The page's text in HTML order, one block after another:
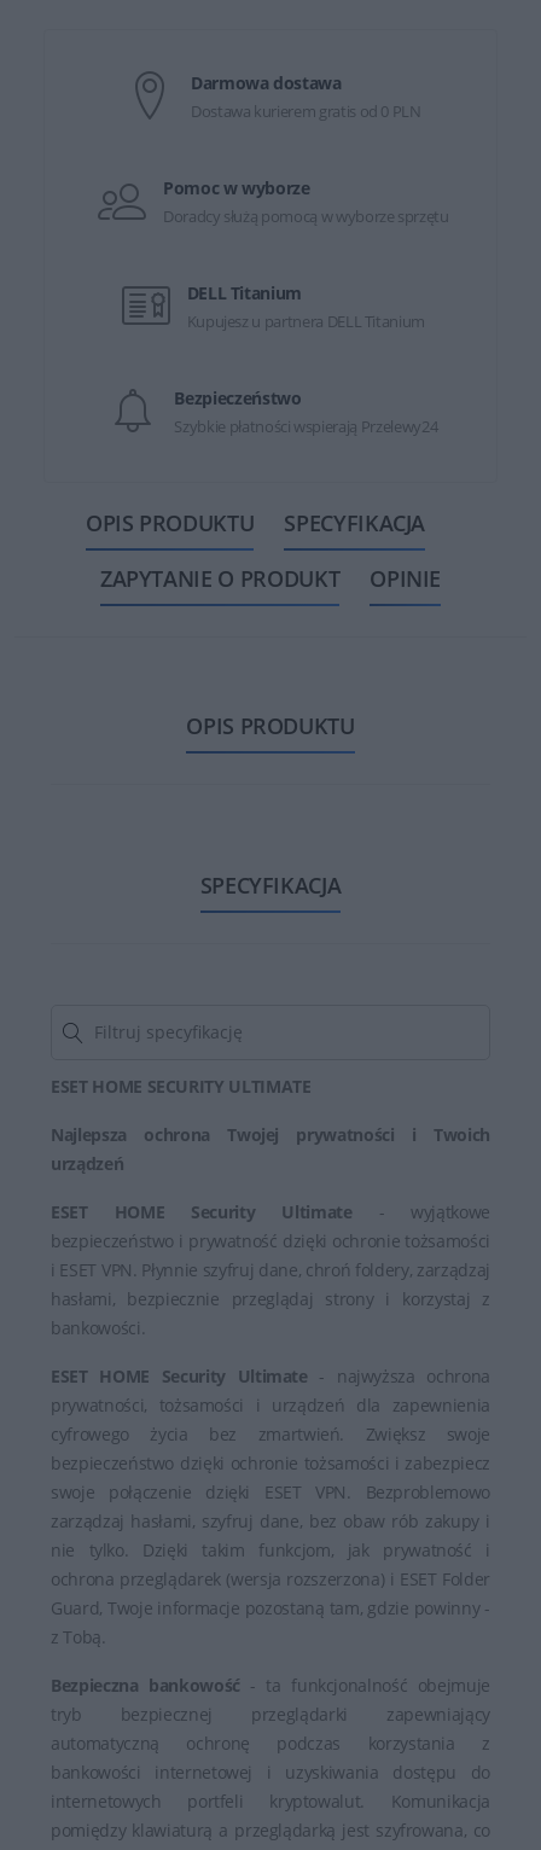
Darmowa dostawa
Dostawa kurierem gratis od 0 PLN
Pomoc w wyborze
Doradcy służą pomocą w wyborze sprzętu
DELL Titanium
Kupujesz u partnera DELL Titanium
Bezpieczeństwo
Szybkie płatności wspierają Przelewy24
OPIS PRODUKTU
SPECYFIKACJA
ZAPYTANIE O PRODUKT
OPINIE
OPIS PRODUKTU
SPECYFIKACJA
ESET HOME SECURITY ULTIMATE
Najlepsza ochrona Twojej prywatności i Twoich
urządzeń
ESET HOME Security Ultimate - wyjątkowe
bezpieczeństwo i prywatność dzięki ochronie tożsamości
i ESET VPN. Płynnie szyfruj dane, chroń foldery, zarządzaj
hasłami, bezpiecznie przeglądaj strony i korzystaj z
bankowości.
ESET HOME Security Ultimate - najwyższa ochrona
prywatności, tożsamości i urządzeń dla zapewnienia
cyfrowego życia bez zmartwień. Zwiększ swoje
bezpieczeństwo dzięki ochronie tożsamości i zabezpiecz
swoje połączenie dzięki ESET VPN. Bezproblemowo
zarządzaj hasłami, szyfruj dane, bez obaw rób zakupy i
nie tylko. Dzięki takim funkcjom, jak prywatność i
ochrona przeglądarek (wersja rozszerzona) i ESET Folder
Guard, Twoje informacje pozostaną tam, gdzie powinny -
z Tobą.
Bezpieczna bankowość - ta funkcjonalność obejmuje
tryb bezpiecznej przeglądarki zapewniający
automatyczną ochronę podczas korzystania z
bankowości internetowej i uzyskiwania dostępu do
internetowych portfeli kryptowalut. Komunikacja
pomiędzy klawiaturą a przeglądarką jest szyfrowana, co